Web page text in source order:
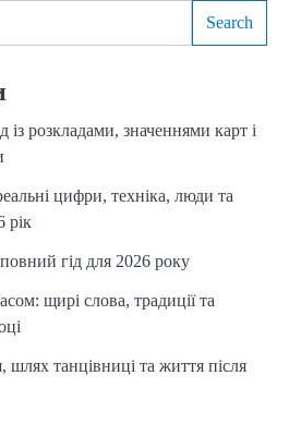
Search
із розкладами, значеннями карт і
цифри, техніка, люди та
рік
гід для 2026 року
щирі слова, традиції та
танцівниці та життя після